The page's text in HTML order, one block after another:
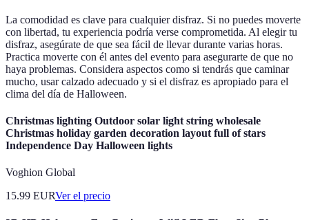
La comodidad es clave para cualquier disfraz. Si no puedes moverte
con libertad, tu experiencia podría verse comprometida. Al elegir tu
disfraz, asegúrate de que sea fácil de llevar durante varias horas.
Practica moverte con él antes del evento para asegurarte de que no
haya problemas. Considera aspectos como si tendrás que caminar
mucho, usar calzado adecuado y si el disfraz es apropiado para el
clima del día de Halloween.
Christmas lighting Outdoor solar light string wholesale
Christmas holiday garden decoration layout full of stars
Independence Day Halloween lights
Voghion Global
15.99 EURVer el precio